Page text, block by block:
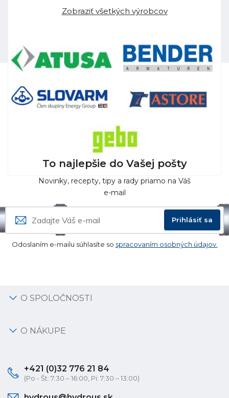
Zobraziť všetkých výrobcov
To najlepšie do Vašej pošty
Novinky, recepty, tipy a rady priamo na Váš
e-mail
Prihlásiť sa
Odoslaním e-mailu súhlasíte so spracovaním osobných údajov.
O SPOLOČNOSTI
O NÁKUPE
+421 (0)32 776 21 84
(Po - Št: 7:30 – 16:00, Pi: 7:30 – 13:00)